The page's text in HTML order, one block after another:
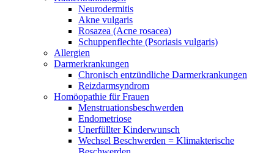
Neurodermitis
Akne vulgaris
Rosazea (Acne rosacea)
Schuppenflechte (Psoriasis vulgaris)
Allergien
Darmerkrankungen
Chronisch entzündliche Darmerkrankungen
Reizdarmsyndrom
Homöopathie für Frauen
Menstruationsbeschwerden
Endometriose
Unerfüllter Kinderwunsch
Wechsel Beschwerden = Klimakterische